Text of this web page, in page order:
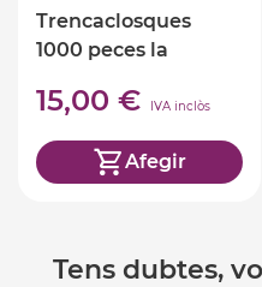
Trencaclosques
1000 peces la
2
15,00 € IVA inclòs
Afegir
Tens dubtes,